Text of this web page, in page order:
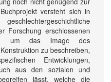
versteht sich in
Forschung erschlossenen
um das Image des
zu beschreiben,
Entwicklungen,
aus den sozialen und
lässt, welche die